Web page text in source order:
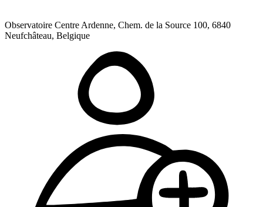
Observatoire Centre Ardenne, Chem. de la Source 100, 6840
Neufchâteau, Belgique